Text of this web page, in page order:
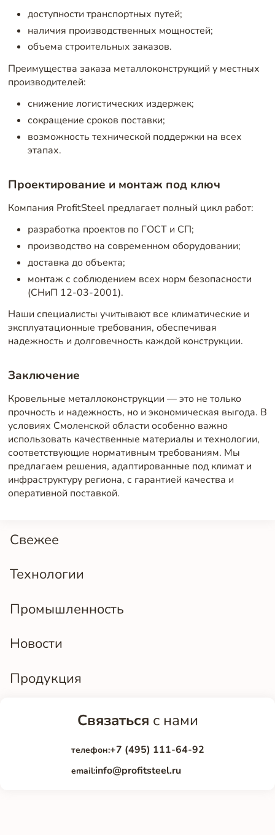
Свежее
Технологии
Промышленность
Новости
Продукция
доступности транспортных путей;
наличия производственных мощностей;
объема строительных заказов.
Преимущества заказа металлоконструкций у местных
производителей:
снижение логистических издержек;
сокращение сроков поставки;
возможность технической поддержки на всех
этапах.
Проектирование и монтаж под ключ
Компания ProfitSteel предлагает полный цикл работ:
разработка проектов по ГОСТ и СП;
производство на современном оборудовании;
доставка до объекта;
монтаж с соблюдением всех норм безопасности
(СНиП 12-03-2001).
Наши специалисты учитывают все климатические и
эксплуатационные требования, обеспечивая
надежность и долговечность каждой конструкции.
Заключение
Кровельные металлоконструкции — это не только
прочность и надежность, но и экономическая выгода. В
условиях Смоленской области особенно важно
использовать качественные материалы и технологии,
соответствующие нормативным требованиям. Мы
предлагаем решения, адаптированные под климат и
инфраструктуру региона, с гарантией качества и
оперативной поставкой.
Связаться с нами
телефон:+7 (495) 111-64-92
email:info@profitsteel.ru